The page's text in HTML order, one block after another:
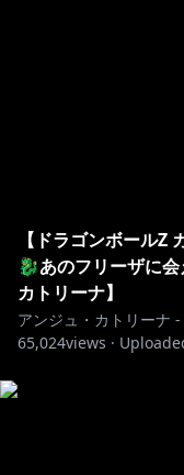
【ドラゴンボールZ
🐉あのフリーザに会
カトリーナ】
アンジュ・カトリーナ
65,024views ·